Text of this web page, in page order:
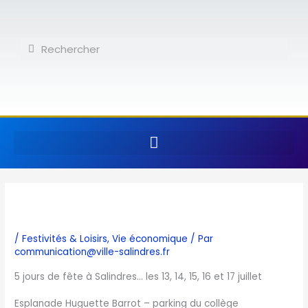
contenuRechercher
Rechercher
/Festivités & Loisirs,Vie économique / Par
communication@ville-salindres.fr
5 jours de fête à Salindres… les 13, 14, 15, 16 et 17 juillet
Esplanade Huguette Barrot – parking du collège